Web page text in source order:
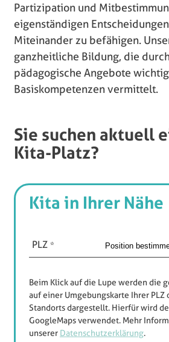
Partizipation und
eigenständigen
Miteinander zu befähigen.
ganzheitliche Bildung, die
pädagogische Angebote
Basiskompetenzen vermittelt.
Sie suchen aktuell
Kita-Platz?
Kita in Ihrer Nähe
PLZ Position
Beim Klick auf die Lupe werden die
auf einer Umgebungskarte Ihrer PLZ
Standorts dargestellt. Hierfür wird
GoogleMaps verwendet. Mehr
unserer Datenschutzerklärung.